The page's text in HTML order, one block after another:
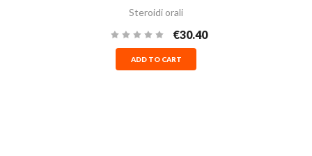
Steroidi orali
€30.40
ADD TO CART